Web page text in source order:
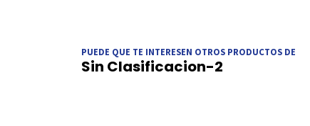
PUEDE QUE TE INTERESEN OTROS PRODUCTOS DE
Sin Clasificacion-2